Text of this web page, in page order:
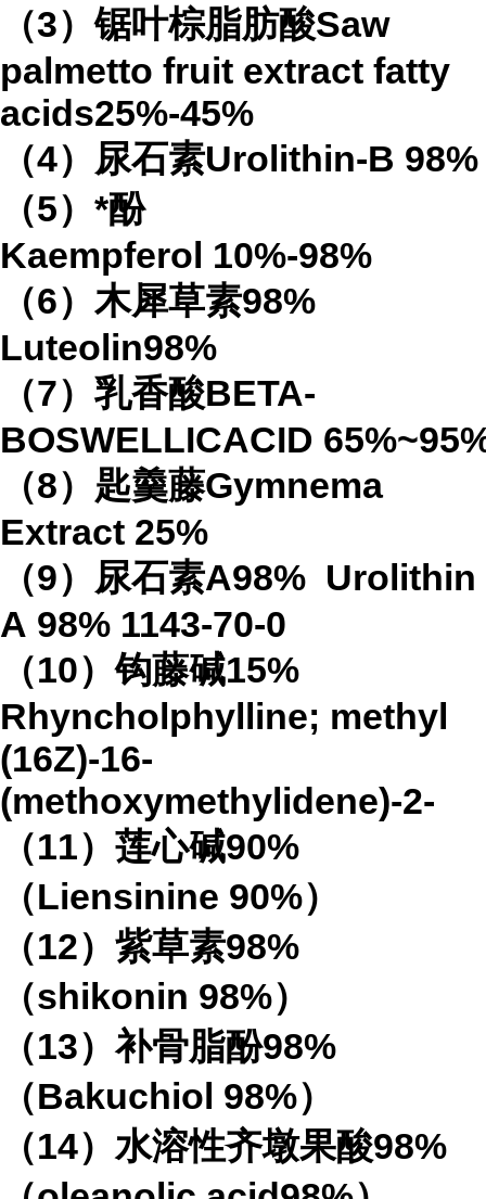
（3）锯叶棕脂肪酸Saw
palmetto fruit extract fatty
acids25%-45%
（4） 尿石素Urolithin-B 98%
（5）*酚
Kaempferol 10%-98%
（6）木犀草素98%
Luteolin98%
（7）乳香酸BETA-
BOSWELLICACID 65%
（8）匙羹藤Gymnema
Extract 25%
（9）尿石素A98% Urolithin
A 98% 1143-70-0
（10）钩藤碱15%
Rhyncholphylline; methyl
(16Z)-16-
(methoxymethylidene)-2-
（11）莲心碱90%
（Liensinine 90%）
（12）紫草素98%
（shikonin 98%）
（13）补骨脂酚98%
（Bakuchiol 98%）
（14）水溶性齐墩果酸98%